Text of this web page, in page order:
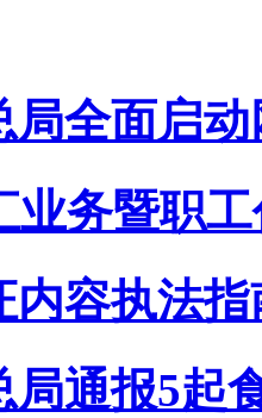
局全面启
业务暨职
内容执法
局通报5起